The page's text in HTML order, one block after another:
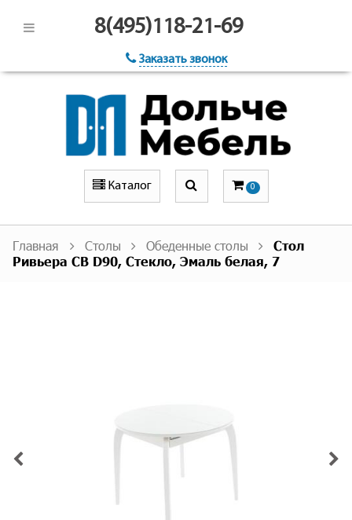
8(495)118-21-69
Заказать звонок
Каталог 0
Главная Столы Обеденные столы
Стол
Ривьера СВ D90, Стекло, Эмаль белая, 7